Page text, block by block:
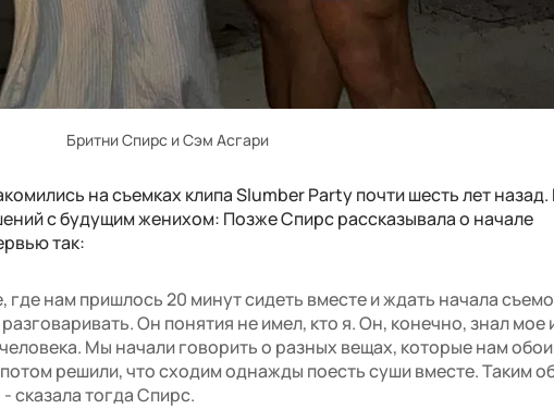
Бритни Спирс и Сэм Асгари
на съемках клипа Slumber Party почти шесть лет
с будущим женихом: Позже Спирс рассказывала о начале
так:
где нам пришлось 20 минут сидеть вместе и ждать начала
Он понятия не имел, кто я. Он, конечно, знал мое
Мы начали говорить о разных вещах, которые нам
решили, что сходим однажды поесть суши вместе. Таким
сказала тогда Спирс.